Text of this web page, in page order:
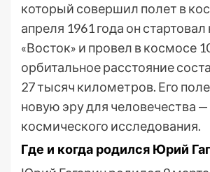
который совершил полет в
апреля 1961 года он
«Восток» и провел в космосе
орбитальное расстояние
27 тысяч километров. Его
новую эру для человечества —
космического исследования.
Где и когда родился Юрий